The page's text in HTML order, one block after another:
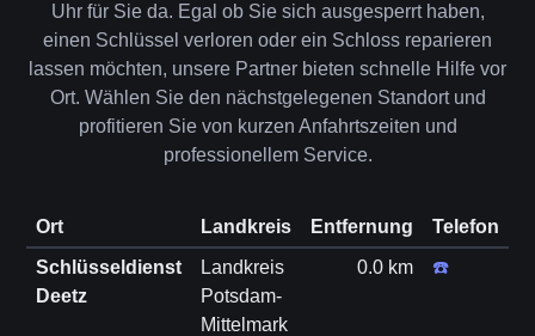
Uhr für Sie da. Egal ob Sie sich ausgesperrt haben,
einen Schlüssel verloren oder ein Schloss reparieren
lassen möchten, unsere Partner bieten schnelle Hilfe vor
Ort. Wählen Sie den nächstgelegenen Standort und
profitieren Sie von kurzen Anfahrtszeiten und
professionellem Service.
Ort Landkreis Entfernung
Telefon
Schlüsseldienst
Deetz
Landkreis
Potsdam-
Mittelmark
0.0 km ☎️